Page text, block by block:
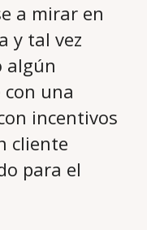
a mirar en
y tal vez
algún
una
incentivos
cliente
para el